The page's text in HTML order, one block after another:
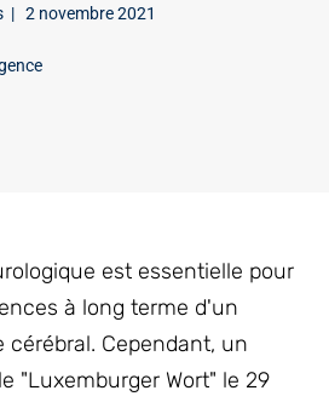
| 2 novembre 2021
est essentielle pour
à long terme d'un
Cependant, un
"Luxemburger Wort" le 29